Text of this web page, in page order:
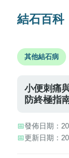
結石百科
其他結石病
小便刺痛
防終極指
📅發佈日期：
📅更新日期：